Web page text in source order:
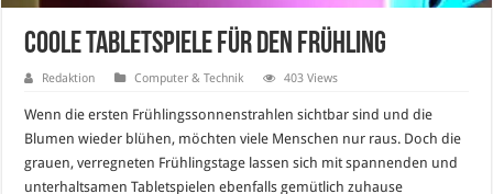
Coole Tabletspiele für den Frühling
Redaktion Computer & Technik 403 Views
Wenn die ersten Frühlingssonnenstrahlen sichtbar sind und die
Blumen wieder blühen, möchten viele Menschen nur raus. Doch die
grauen, verregneten Frühlingstage lassen sich mit spannenden und
unterhaltsamen Tabletspielen ebenfalls gemütlich zuhause